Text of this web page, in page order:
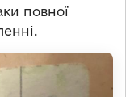
повної